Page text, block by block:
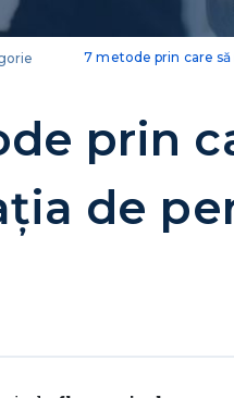
7 metode prin care
prin
de